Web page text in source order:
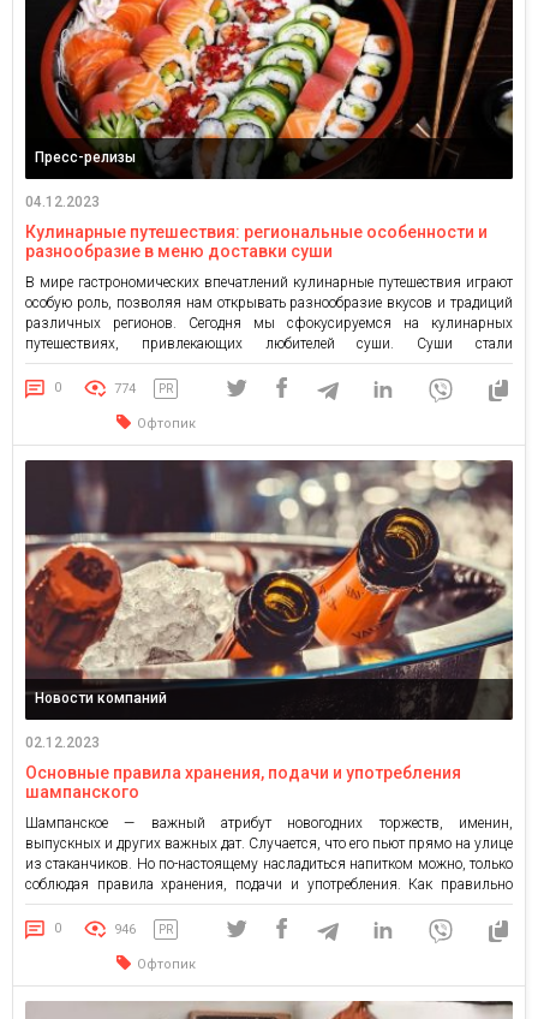
Пресс-релизы
04.12.2023
Кулинарные путешествия: региональные особенности и
разнообразие в меню доставки суши
В мире гастрономических впечатлений кулинарные путешествия играют
особую роль, позволяя нам открывать разнообразие вкусов и традиций
различных регионов. Сегодня мы сфокусируемся на кулинарных
путешествиях, привлекающих любителей суши. Суши стали
неотъемлемой частью мировой кухни, и доставка суши в разных
регионах предоставляет удивительные возможности для погружения в
разнообразие вкусовых переживаний. Япония – родина суши
Неудивительно, что при […]
0 774 PR
Офтопик
Новости компаний
02.12.2023
Основные правила хранения, подачи и употребления
шампанского
Шампанское — важный атрибут новогодних торжеств, именин,
выпускных и других важных дат. Случается, что его пьют прямо на улице
из стаканчиков. Но по-настоящему насладиться напитком можно, только
соблюдая правила хранения, подачи и употребления. Как правильно
хранить шампанское Лучше всего это делать в погребе или подвале.
Правильные показатели хранения: влажность — не меньше 75 %;
0 946 PR
Офтопик